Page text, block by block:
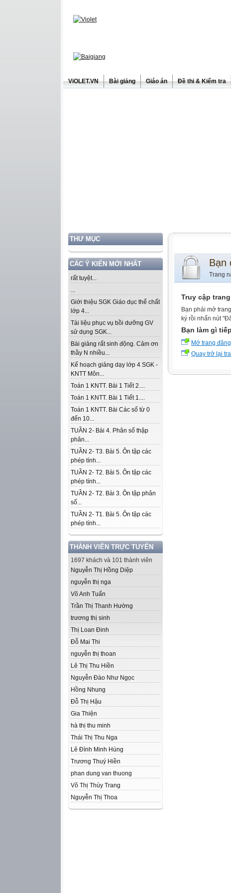
ViOLET.VN Bài giảng Giáo án Đề thi & Kiểm tra
THƯ MỤC
CÁC Ý KIẾN MỚI NHẤT
rất tuyệt...
...
Giới thiệu SGK Giáo dục thể chất
lớp 4...
Tài liệu phục vụ bồi dưỡng GV
sử dụng SGK...
Bài giảng rất sinh động. Cảm ơn
thầy N nhiều...
Kế hoạch giảng dạy lớp 4 SGK -
KNTT Môn...
Toán 1 KNTT. Bài 1 Tiết 2....
Toán 1 KNTT. Bài 1 Tiết 1....
Toán 1 KNTT. Bài Các số từ 0
đến 10...
TUẦN 2- Bài 4. Phân số thập
phân...
TUẦN 2- T3. Bài 5. Ôn tập các
phép tính...
TUẦN 2- T2. Bài 5. Ôn tập các
phép tính...
TUẦN 2- T2. Bài 3. Ôn tập phân
số...
TUẦN 2- T1. Bài 5. Ôn tập các
phép tính...
THÀNH VIÊN TRỰC TUYẾN
1697 khách và 101 thành viên
Nguyễn Thị Hồng Diệp
nguyễn thị nga
Võ Anh Tuấn
Trần Thị Thanh Hường
trương thị sinh
Thị Loan Đinh
Đỗ Mai Thi
nguyễn thị thoan
Lê Thị Thu Hiền
Nguyễn Đào Như Ngọc
Hồng Nhung
Đỗ Thị Hậu
Gia Thiện
hà thị thu minh
Thái Thị Thu Nga
Lê Đình Minh Hùng
Trương Thuý Hiền
phan dung van thuong
Võ Thị Thùy Trang
Nguyễn Thị Thoa
Bạn
Trang
Truy cập
Bạn phải mở
ký rồi nhấn nút
Bạn làm gì
Mở trang
Quay trở lại